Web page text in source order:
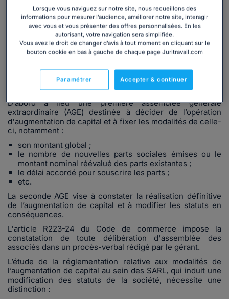
Découvrirle dossier
Ce quedit la loi
En pratique, l’augmentation du capital social d’une SARL se
déroule en deux temps.
D’abord a lieu une première assemblée générale
extraordinaire (AGE) destinée à décider de l’opération
d'augmentation de capital et à fixer les modalités de celle-
ci, notamment :
son montant global ;
le nombre de nouvelles parts sociales émises ou le
montant nominal réévalué des parts existantes ;
le délai accordé pour souscrire les parts ;
etc.
La seconde AGE vise à constater la réalisation définitive
de l’augmentation de capital et à modifier les statuts en
conséquences.
L'article R223-24 du Code de commerce impose la
constatation de toute délibération d'assemblée des
associés dans un procès-verbal rédigé par le gérant.
L’étude de la réglementation relative aux modalités de
l’augmentation de capital au sein des SARL, qui induit une
modification des statuts de la société, nécessite une
distinction :
Lorsque vous naviguez sur notre site, nous recueillons des
informations pour mesurer l’audience, améliorer notre site, interagir
avec vous et vous présenter des offres personnalisées. En les
autorisant, votre navigation sera simplifiée.
Vous avez le droit de changer d’avis à tout moment en cliquant sur le
bouton cookie en bas à gauche de chaque page Juritravail.com
Accepter & continuer
Paramétrer